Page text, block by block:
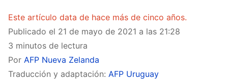
Este artículo data de hace más de cinco años.
Publicado el 21 de mayo de 2021 a las 21:28
3 minutos de lectura
Por AFP Nueva Zelanda
Traducción y adaptación: AFP Uruguay